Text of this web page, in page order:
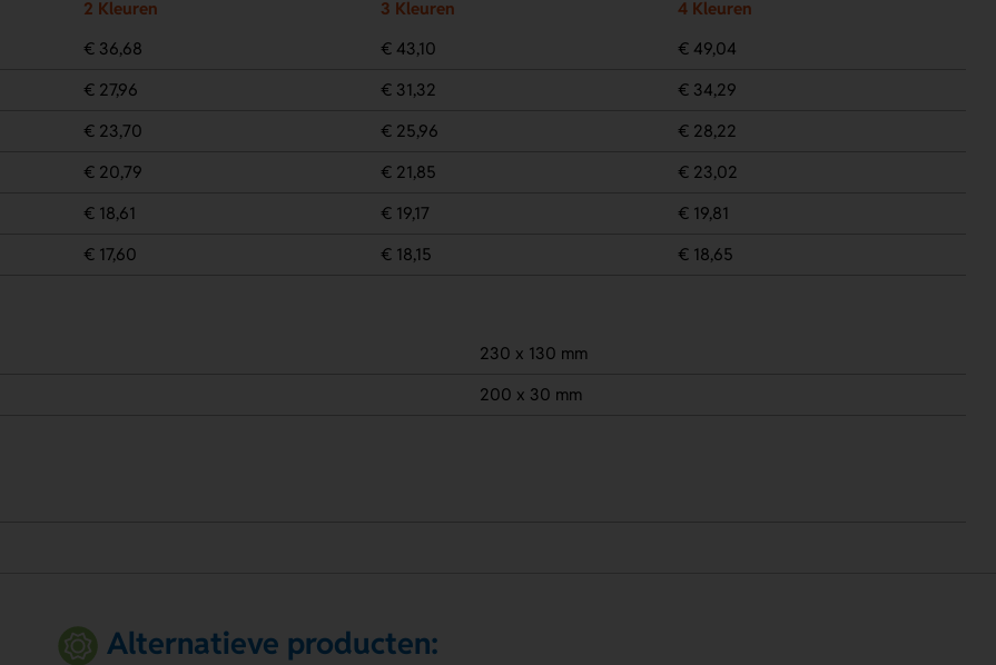
2 Kleuren 3 Kleuren
4 Kleuren
€ 36,68 € 43,10
€ 49,04
€ 27,96 € 31,32
€ 34,29
€ 23,70 € 25,96
€ 28,22
€ 20,79 € 21,85
€ 23,02
€ 18,61 € 19,17
€ 19,81
€ 17,60 € 18,15 € 18,65
230 x 130 mm
200 x 30 mm
Alternatieve producten: